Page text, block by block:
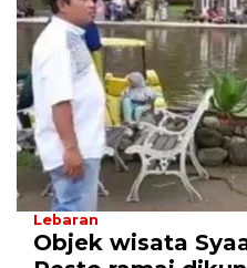
Lebaran
Objek wisata